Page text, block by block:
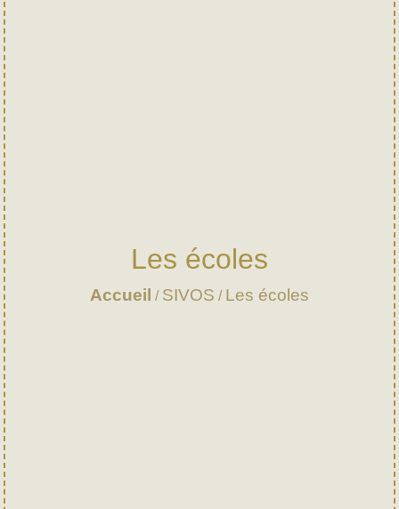
Les écoles
Accueil / SIVOS / Les écoles